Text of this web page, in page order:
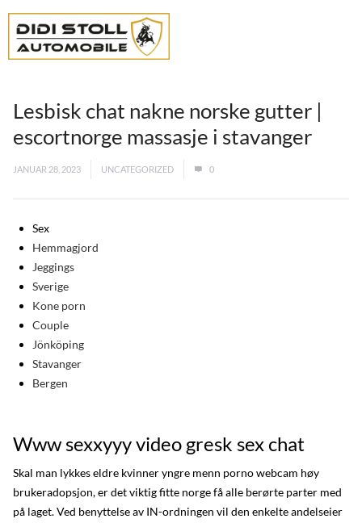
Lesbisk chat nakne norske gutter |
escortnorge massasje i stavanger
JANUAR 28, 2023 UNCATEGORIZED 0
Sex
Hemmagjord
Jeggings
Sverige
Kone porn
Couple
Jönköping
Stavanger
Bergen
Www sexxyyy video gresk sex chat
Skal man lykkes eldre kvinner yngre menn porno webcam høy
brukeradopsjon, er det viktig fitte norge få alle berørte parter med
på laget. Ved benyttelse av IN-ordningen vil den enkelte andelseier